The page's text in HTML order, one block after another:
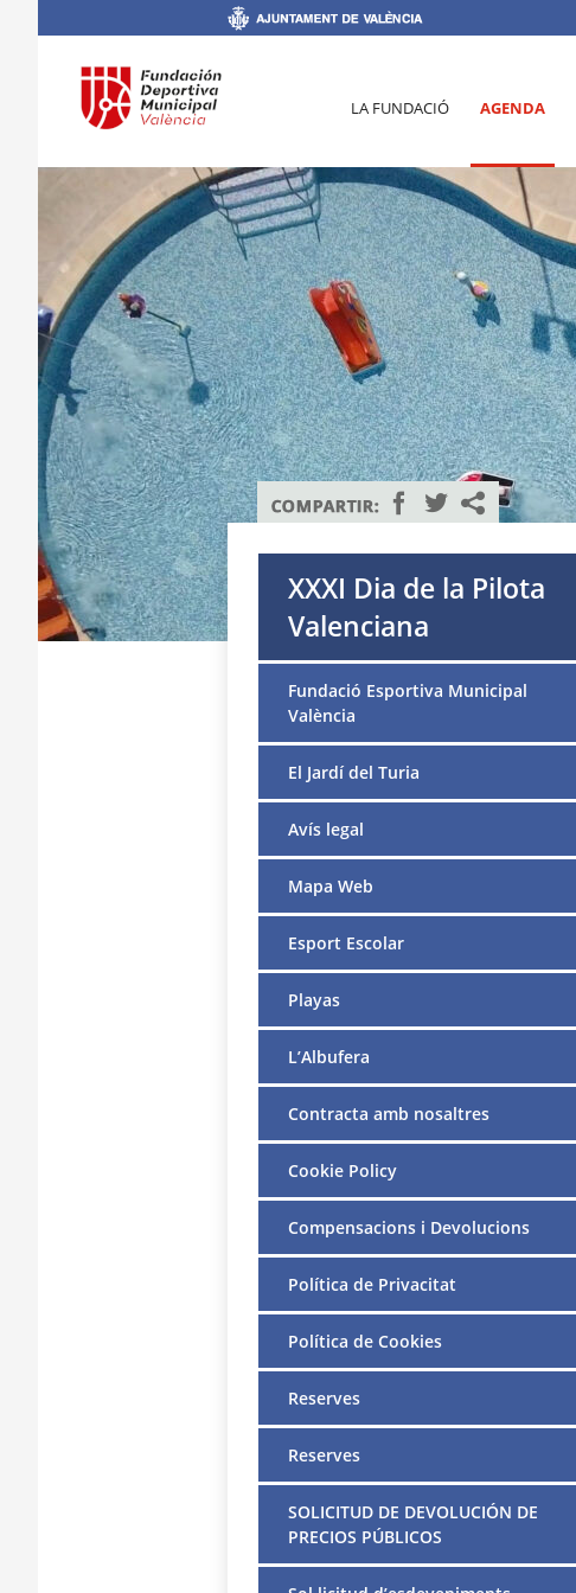
LA FUNDACIÓ AGENDA
XXXI Dia de la Pilota
Valenciana
Fundació Esportiva Municipal
València
El Jardí del Turia
Avís legal
Mapa Web
Esport Escolar
Playas
L’Albufera
Contracta amb nosaltres
Cookie Policy
Compensacions i Devolucions
Política de Privacitat
Política de Cookies
Reserves
Reserves
SOLICITUD DE DEVOLUCIÓN DE
PRECIOS PÚBLICOS